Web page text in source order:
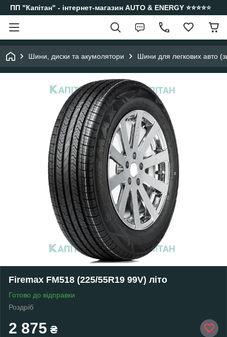
ПП "Капітан" - інтернет-магазин AUTO & ENERGY ⭐️⭐️⭐️⭐️⭐️
Шини, диски та акумолятори Шини для легкових авто
Firemax FM518 (225/55R19 99V) літо
Готово до відправки
Роздріб
2 875 ₴